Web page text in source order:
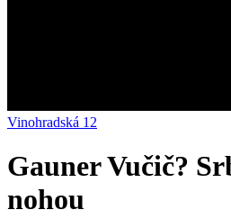
Vinohradská 12
Gauner Vučič?
nohou